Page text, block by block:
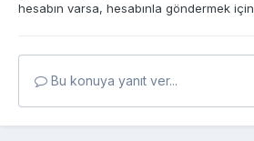
hesabın varsa, hesabınla göndermek için
Bu konuya yanıt ver...